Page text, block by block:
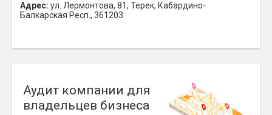
Адрес: ул. Лермонтова, 81, Терек, Кабардино-
Балкарская Респ., 361203
Аудит компании для
владельцев бизнеса